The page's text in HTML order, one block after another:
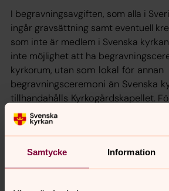
Samtycke Information
I begravningsavgiften, som alla i
ingår gravsättning samt eventuell
som inte är medlem i Svenska
inte möjlighet att ha
kyrkorum, utan som lokal för annan
begravningsceremoni än Svenska
tillhandahålls Kyrkogårdskapellet.
medlem i Svenska kyrkan ingår inte
kyrkomusiker eller vaktmästare utan
ordna det praktiska kring